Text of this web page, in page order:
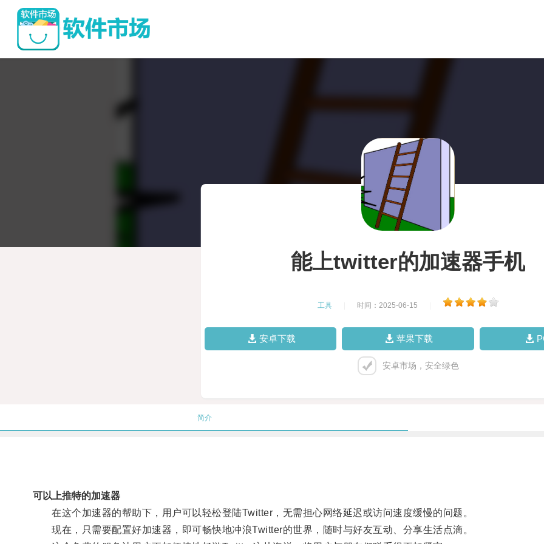
能上twitter的加速器手机
工具 时间：2025-06-15
安卓下载 苹果下载
安卓市场，安全绿色
简介
可以上推特的加速器
在这个加速器的帮助下，用户可以轻松登陆Twitter，无需担心网络延迟或访问速度缓慢的问题。
现在，只需要配置好加速器，即可畅快地冲浪Twitter的世界，随时与好友互动、分享生活点滴。